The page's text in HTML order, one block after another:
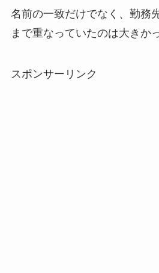
名前の一致だけでなく、勤務
まで重なっていたのは大きか
スポンサーリンク